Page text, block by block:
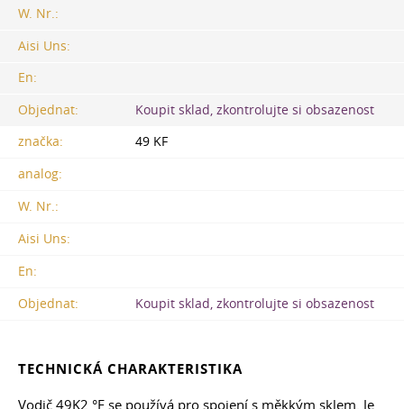
W. Nr.:
Aisi Uns:
En:
Objednat:
Koupit sklad, zkontrolujte si obsazenost
značka:
49 KF
analog:
W. Nr.:
Aisi Uns:
En:
Objednat:
Koupit sklad, zkontrolujte si obsazenost
TECHNICKÁ CHARAKTERISTIKA
Vodič 49K2 °F se používá pro spojení s měkkým sklem. Je